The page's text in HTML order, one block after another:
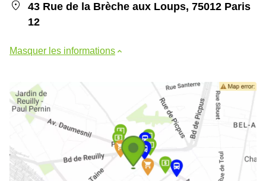
43 Rue de la Brèche aux Loups, 75012 Paris
12
Masquer les informations